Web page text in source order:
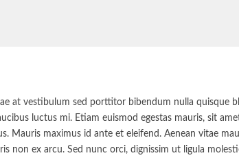
at vestibulum sed porttitor bibendum nulla quisque
luctus mi. Etiam euismod egestas mauris, sit
Mauris maximus id ante et eleifend. Aenean vitae
non ex arcu. Sed nunc orci, dignissim ut ligula